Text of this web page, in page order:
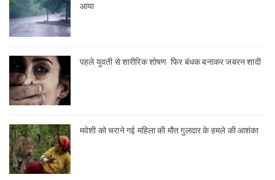
आया
पहले युवती से शारीरिक शोषण फिर बंधक बनाकर जबरन शादी
मवेशी को चराने गई महिला की मौत गुलदार के हमले की आशंका